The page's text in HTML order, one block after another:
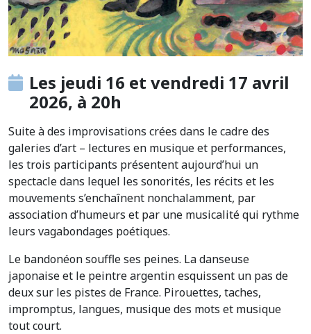
Les jeudi 16 et vendredi 17 avril
2026, à 20h
Suite à des improvisations crées dans le cadre des
galeries d’art – lectures en musique et performances,
les trois participants présentent aujourd’hui un
spectacle dans lequel les sonorités, les récits et les
mouvements s’enchaînent nonchalamment, par
association d’humeurs et par une musicalité qui rythme
leurs vagabondages poétiques.
Le bandonéon souffle ses peines. La danseuse
japonaise et le peintre argentin esquissent un pas de
deux sur les pistes de France. Pirouettes, taches,
impromptus, langues, musique des mots et musique
tout court.